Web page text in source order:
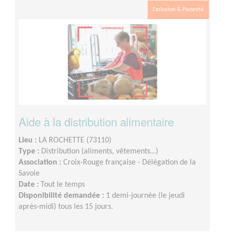
Exclusion & Pauvreté
Aide à la distribution alimentaire
Lieu : LA ROCHETTE (73110)
Type : Distribution (aliments, vêtements…)
Association : Croix-Rouge française - Délégation de la
Savoie
Date : Tout le temps
Disponibilité demandée : 1 demi-journée (le jeudi
après-midi) tous les 15 jours.